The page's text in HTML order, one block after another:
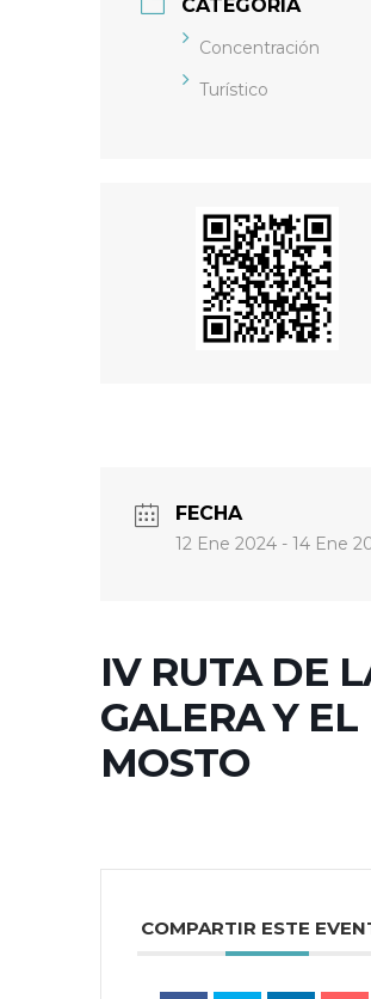
CATEGORÍA
Concentración
Turístico
FECHA
12 Ene 2024 - 14 Ene
IV RUTA DE
GALERA Y EL
MOSTO
COMPARTIR ESTE